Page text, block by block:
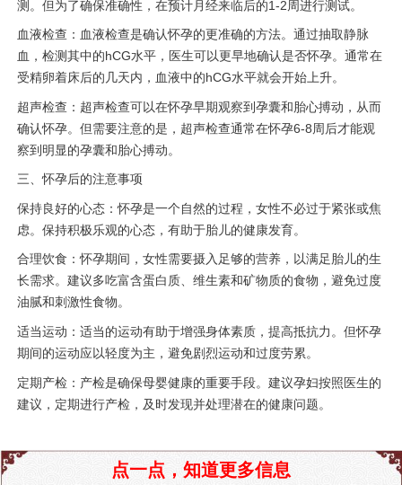
测。但为了确保准确性，在预计月经来临后的1-2周进行测试。
血液检查：血液检查是确认怀孕的更准确的方法。通过抽取静脉
血，检测其中的hCG水平，医生可以更早地确认是否怀孕。通常在
受精卵着床后的几天内，血液中的hCG水平就会开始上升。
超声检查：超声检查可以在怀孕早期观察到孕囊和胎心搏动，从而
确认怀孕。但需要注意的是，超声检查通常在怀孕6-8周后才能观
察到明显的孕囊和胎心搏动。
三、怀孕后的注意事项
保持良好的心态：怀孕是一个自然的过程，女性不必过于紧张或焦
虑。保持积极乐观的心态，有助于胎儿的健康发育。
合理饮食：怀孕期间，女性需要摄入足够的营养，以满足胎儿的生
长需求。建议多吃富含蛋白质、维生素和矿物质的食物，避免过度
油腻和刺激性食物。
适当运动：适当的运动有助于增强身体素质，提高抵抗力。但怀孕
期间的运动应以轻度为主，避免剧烈运动和过度劳累。
定期产检：产检是确保母婴健康的重要手段。建议孕妇按照医生的
建议，定期进行产检，及时发现并处理潜在的健康问题。
点一点，知道更多信息